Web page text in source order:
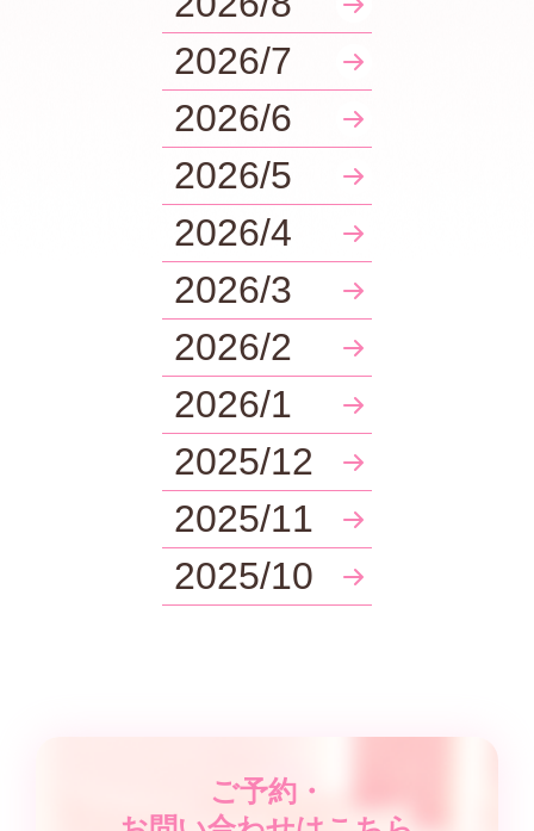
2026/7
2026/6
2026/5
2026/4
2026/3
2026/2
2026/1
2025/12
2025/11
2025/10
ご予約・